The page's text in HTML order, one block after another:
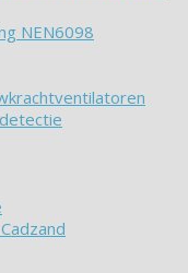
NEN6098